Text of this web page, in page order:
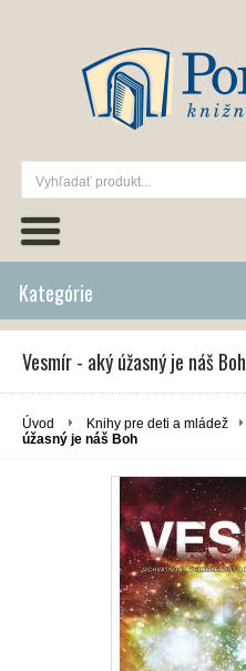
Kategórie
Vesmír - aký úžasný je náš Boh
Úvod Knihy pre deti a mládež
úžasný je náš Boh